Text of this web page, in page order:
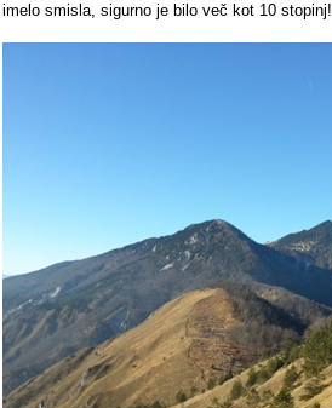
imelo smisla, sigurno je bilo več kot 10 stopinj!